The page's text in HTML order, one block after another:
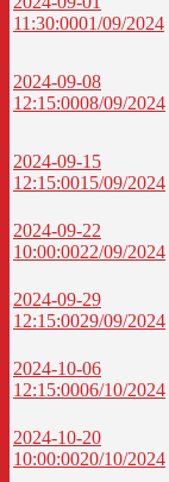
11:30:0001/09/2024
2024-09-08
12:15:0008/09/2024
2024-09-15
12:15:0015/09/2024
2024-09-22
10:00:0022/09/2024
2024-09-29
12:15:0029/09/2024
2024-10-06
12:15:0006/10/2024
2024-10-20
10:00:0020/10/2024